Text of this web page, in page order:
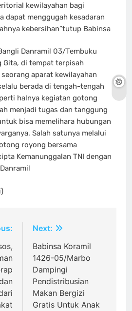
kewilayahan bagi
dapat menggugah kesadaran
kebersihan”tutup Babinsa
Danramil 03/Tembuku
Gita, di tempat terpisah
aparat kewilayahan
berada di tengah-tengah
halnya kegiatan gotong
menjadi tugas dan tanggung
bisa memelihara hubungan
Salah satunya melalui
royong bersama
Kemanunggalan TNI dengan
Next:
Babinsa Koramil
1426-05/Marbo
Dampingi
Pendistribusian
Makan Bergizi
Gratis Untuk Anak